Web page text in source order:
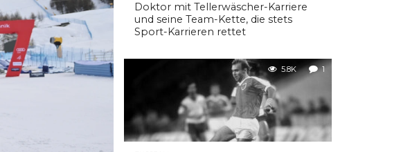
Doktor mit Tellerwäscher-Karriere
und seine Team-Kette, die stets
Sport-Karrieren rettet
5.8K 1